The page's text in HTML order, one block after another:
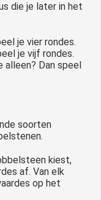
die je later in het
je vier rondes.
je vijf rondes.
Dan speel
soorten
kiest,
af. Van elk
op het